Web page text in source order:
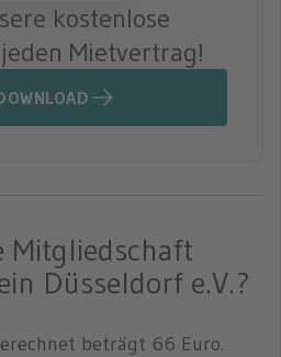
kostenlose
Mietvertrag!
Mitgliedschaft
Düsseldorf e.V.?
beträgt 66 Euro.